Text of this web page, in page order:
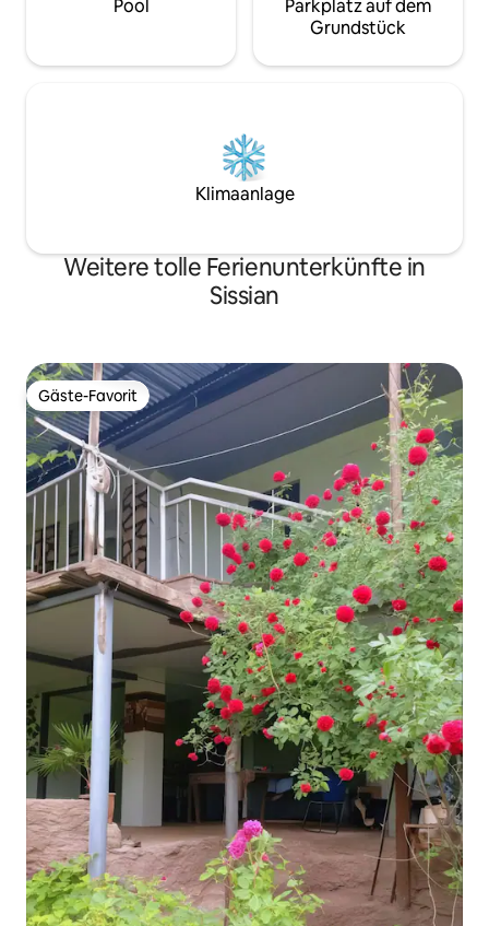
Pool
Parkplatz auf dem
Grundstück
Klimaanlage
Weitere tolle Ferienunterkünfte in
Sissian
Gäste-Favorit
Gäste-Favorit